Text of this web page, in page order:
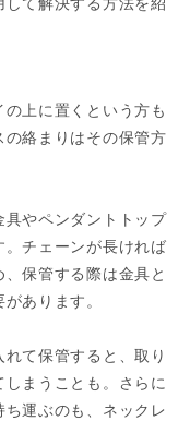
上に置くという方も
絡まりはその保管方
具やペンダントトップ
チェーンが長ければ
保管する際は金具と
あります。
て保管すると、取り
まうことも。さらに
運ぶのも、ネックレ